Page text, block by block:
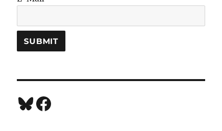
Bluesky
Facebook